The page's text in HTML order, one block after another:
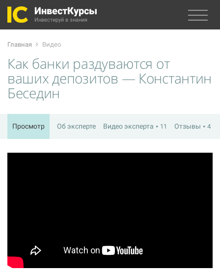
ИнвестКурсы
Инвестируй в знания
Главная Видео
Как банки раздуваются от
ваших депозитов — Константин
Беседин
Просмотр Об эксперте Видео эксперта 11 Отзывы 4